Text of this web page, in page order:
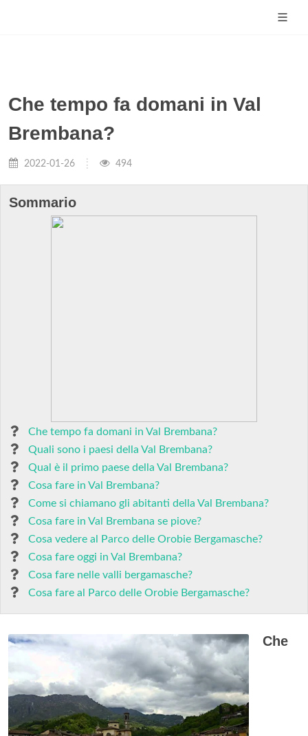
Che tempo fa domani in Val
Brembana?
2022-01-26 494
Sommario
Che tempo fa domani in Val Brembana?
Quali sono i paesi della Val Brembana?
Qual è il primo paese della Val Brembana?
Cosa fare in Val Brembana?
Come si chiamano gli abitanti della Val Brembana?
Cosa fare in Val Brembana se piove?
Cosa vedere al Parco delle Orobie Bergamasche?
Cosa fare oggi in Val Brembana?
Cosa fare nelle valli bergamasche?
Cosa fare al Parco delle Orobie Bergamasche?
Che